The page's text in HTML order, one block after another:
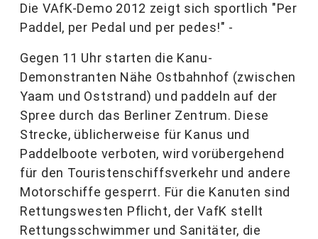
Die VAfK-Demo 2012 zeigt sich sportlich "Per
Paddel, per Pedal und per pedes!" -
Gegen 11 Uhr starten die Kanu-
Demonstranten Nähe Ostbahnhof (zwischen
Yaam und Oststrand) und paddeln auf der
Spree durch das Berliner Zentrum. Diese
Strecke, üblicherweise für Kanus und
Paddelboote verboten, wird vorübergehend
für den Touristenschiffsverkehr und andere
Motorschiffe gesperrt. Für die Kanuten sind
Rettungswesten Pflicht, der VafK stellt
Rettungsschwimmer und Sanitäter, die